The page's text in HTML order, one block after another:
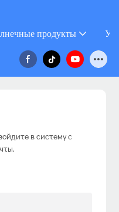
продукты
в систему с